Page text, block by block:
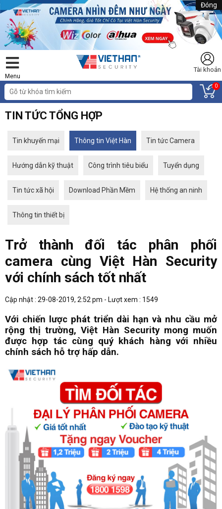
Đóng
Menu
Tài khoản
0
TIN TỨC TỔNG HỢP
Tin khuyến mại Thông tin Việt Hàn Tin tức Camera
Hướng dẫn kỹ thuật Công trình tiêu biểu Tuyển dụng
Tin tức xã hội Download Phần Mềm Hệ thống an ninh
Thông tin thiết bị
Trở thành đối tác phân phối
camera cùng Việt Hàn Security
với chính sách tốt nhất
Cập nhật : 29-08-2019, 2:52 pm - Lượt xem : 1549
Với chiến lược phát triển dài hạn và nhu cầu mở
rộng thị trường, Việt Hàn Security mong muốn
được hợp tác cùng quý khách hàng với nhiều
chính sách hỗ trợ hấp dẫn.